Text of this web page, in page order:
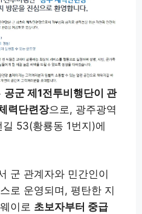
공군 제1전투비행단이 관
력단련장으로, 광주광역
53(황룡동 1번지)에
군 관계자와 민간인이
로 운영되며, 평탄한 지
이로 초보자부터 중급